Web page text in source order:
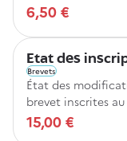
6,50 €
Etat des
Brevets
État des
brevet inscrites
15,00 €